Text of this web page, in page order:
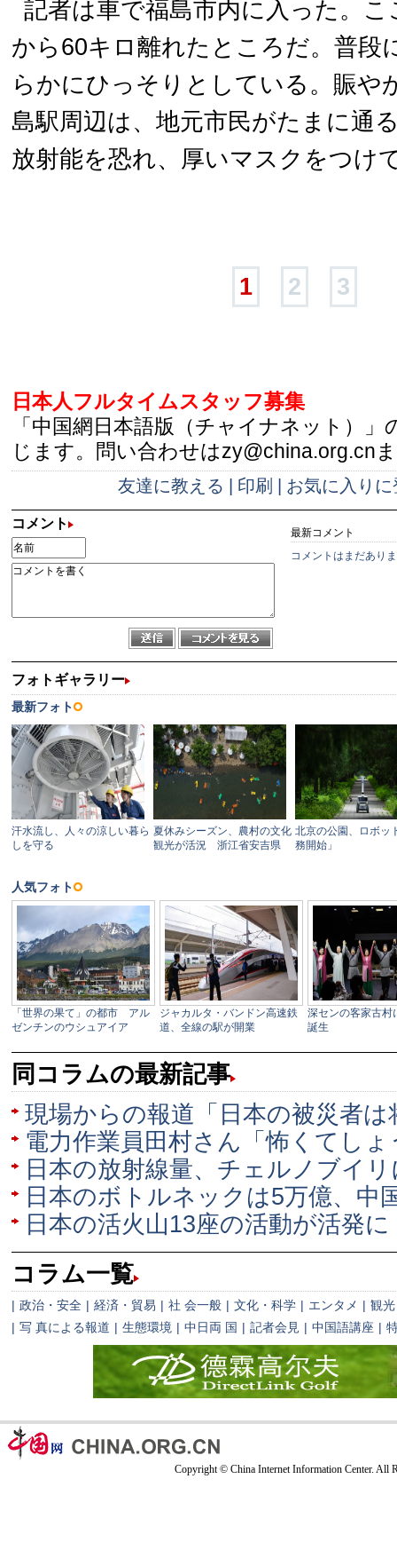
記者は車で福島市内に入った。こ
から60キロ離れたところだ。普段
らかにひっそりとしている。賑や
島駅周辺は、地元市民がたまに通
放射能を恐れ、厚いマスクをつけ
1 2 3
日本人フルタイムスタッフ募集
「中国網日本語版（チャイナネット）」
じます。問い合わせはzy@china.org.cn
友達に教える 印刷 お気に入りに
コメント
最新コメント
コメントはまだあり
同コラムの最新記事
現場からの報道「日本の被災者は
電力作業員田村さん「怖くてし
日本の放射線量、チェルノブイ
日本のボトルネックは5万億、中
日本の活火山13座の活動が活発に
コラム一覧
| 政治・安全 | 経済・貿易 | 社 会一般 | 文化・科学 | エンタメ | 観光
| 写 真による報道 | 生態環境 | 中日両 国 | 記者会見 | 中国語講座 |